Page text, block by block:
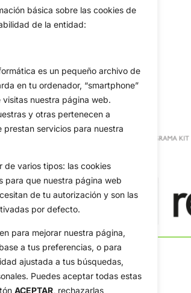
básica sobre las cookies de
de la entidad:
es un pequeño archivo de
en tu ordenador, “smartphone”
nuestra página web.
y otras pertenecen a
prestan servicios para nuestra
de varios tipos: las cookies
para que nuestra página web
de tu autorización y son las
por defecto.
para mejorar nuestra página,
a tus preferencias, o para
ajustada a tus búsquedas,
Puedes aceptar todas estas
ACEPTAR, rechazarlas